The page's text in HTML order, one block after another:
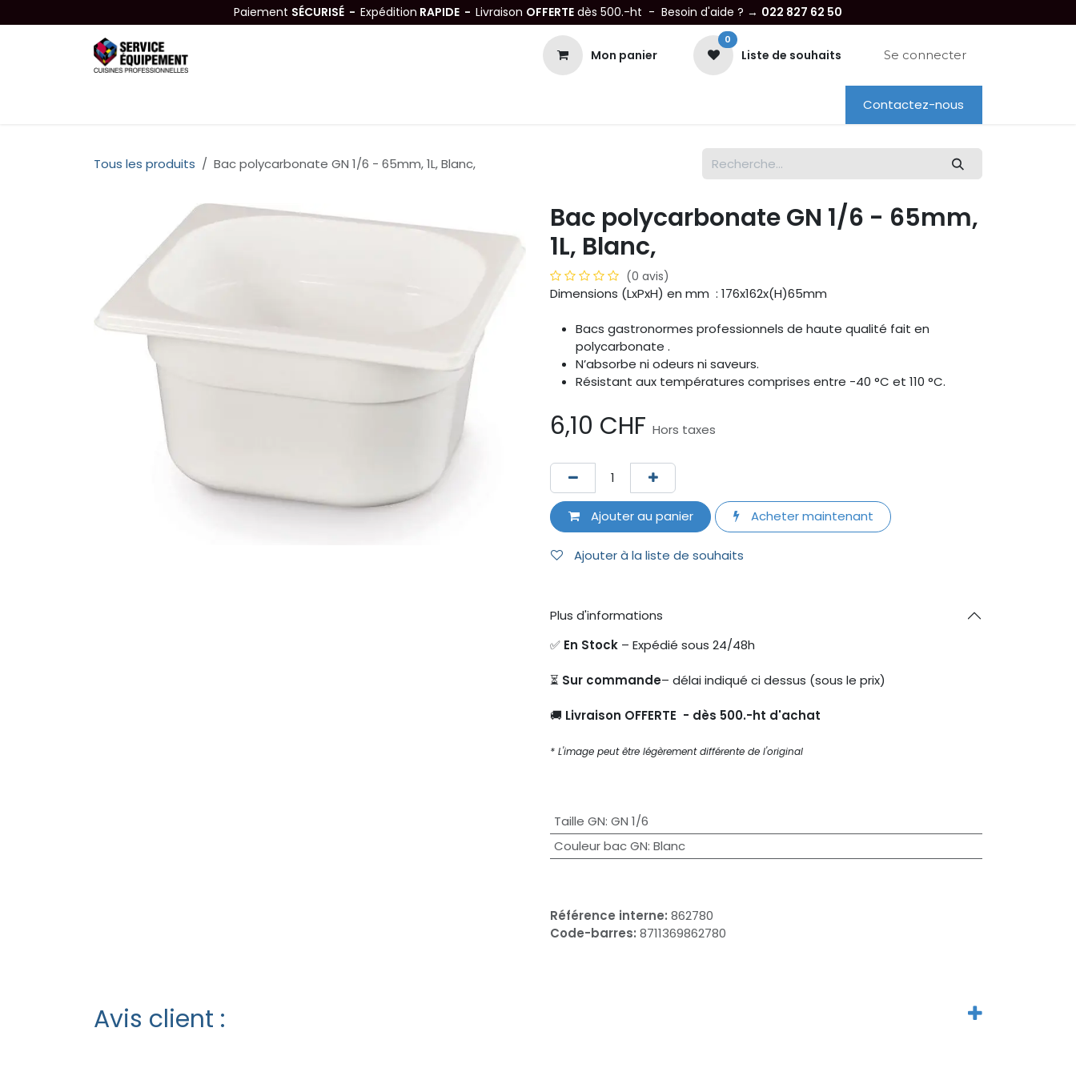
Paiement SÉCURISÉ - Expédition RAPIDE - Livraison OFFERTE dès 500.-ht - Besoin d'aide ? → 022 827 62 50
Mon panier
0
Liste de souhaits Se connecter
Dépannage Location
Contactez-nous
Tous les produits Bac polycarbonate GN 1/6 - 65mm, 1L, Blanc,
Bac polycarbonate GN 1/6 - 65mm,
1L, Blanc,
(0 avis)
Dimensions (LxPxH) en mm : 176x162x(H)65mm
Bacs gastronormes professionnels de haute qualité fait en
polycarbonate .
N’absorbe ni odeurs ni saveurs.
Résistant aux températures comprises entre -40 °C et 110 °C.
6,10 CHF Hors taxes
Ajouter au panier Acheter maintenant
Ajouter à la liste de souhaits
Plus d'informations
✅ En Stock – Expédié sous 24/48h
⏳ Sur commande– délai indiqué ci dessus (sous le prix)
🚚 Livraison OFFERTE - dès 500.-ht d'achat
* L'image peut être légèrement différente de l'original
Taille GN: GN 1/6
Couleur bac GN: Blanc
Référence interne: 862780
Code-barres: 8711369862780
Avis client :